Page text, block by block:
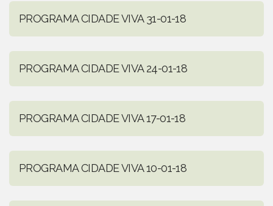
PROGRAMA CIDADE VIVA 31-01-18
PROGRAMA CIDADE VIVA 24-01-18
PROGRAMA CIDADE VIVA 17-01-18
PROGRAMA CIDADE VIVA 10-01-18